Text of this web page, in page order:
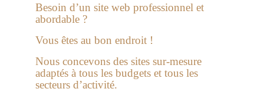
Besoin d’un site web professionnel et
abordable ?
Vous êtes au bon endroit !
Nous concevons des sites sur-mesure
adaptés à tous les budgets et tous les
secteurs d’activité.